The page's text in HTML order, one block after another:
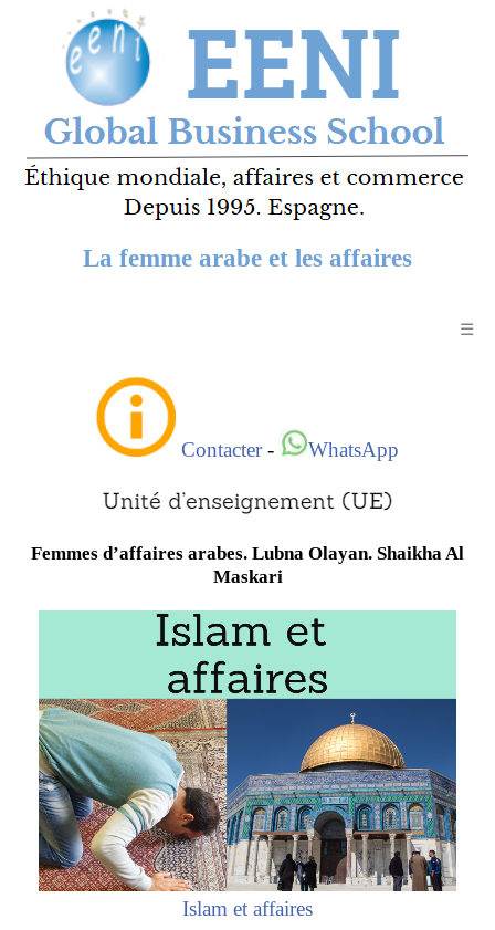
La femme arabe et les affaires
☰
Contacter- WhatsApp
Femmes d’affaires arabes. Lubna Olayan. Shaikha Al
Maskari
Islam et affaires